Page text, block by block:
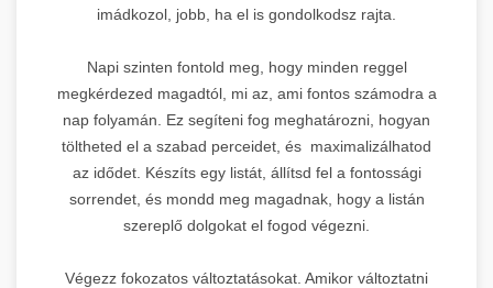
imádkozol, jobb, ha el is gondolkodsz rajta.
Napi szinten fontold meg, hogy minden reggel
megkérdezed magadtól, mi az, ami fontos számodra a
nap folyamán. Ez segíteni fog meghatározni, hogyan
töltheted el a szabad perceidet, és maximalizálhatod
az idődet. Készíts egy listát, állítsd fel a fontossági
sorrendet, és mondd meg magadnak, hogy a listán
szereplő dolgokat el fogod végezni.
Végezz fokozatos változtatásokat. Amikor változtatni